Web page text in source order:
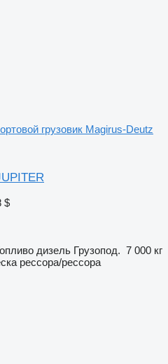
грузовик Magirus-Deutz
$
дизель Грузопод. 7 000 кг
рессора/рессора